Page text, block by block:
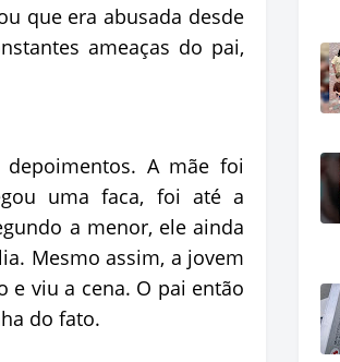
que era abusada desde
ameaças do pai,
A mãe foi
uma faca, foi até a
a menor, ele ainda
Mesmo assim, a jovem
e viu a cena. O pai então
do fato.